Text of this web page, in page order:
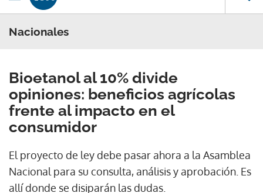
Nacionales
Bioetanol al 10% divide
opiniones: beneficios agrícolas
frente al impacto en el
consumidor
El proyecto de ley debe pasar ahora a la Asamblea
Nacional para su consulta, análisis y aprobación. Es
allí donde se disiparán las dudas.